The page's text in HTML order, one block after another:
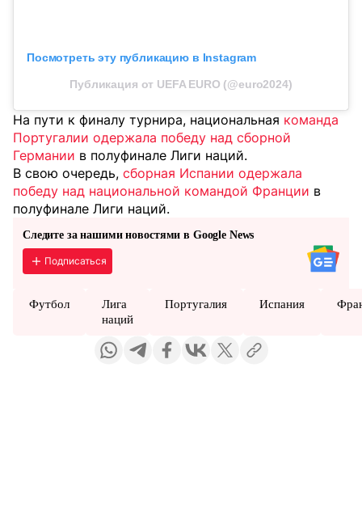
Посмотреть эту публикацию в Instagram
Публикация от UEFA EURO (@euro2024)
На пути к финалу турнира, национальная команда
Португалии одержала победу над сборной
Германии в полуфинале Лиги наций.
В свою очередь, сборная Испании одержала
победу над национальной командой Франции в
полуфинале Лиги наций.
Следите за нашими новостями в Google News
Подписаться
Футбол
Лига
наций
Португалия Испания